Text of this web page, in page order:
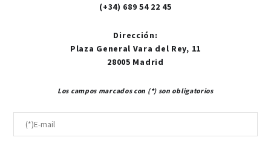
(+34) 689 54 22 45
Dirección:
Plaza General Vara del Rey, 11
28005 Madrid
Los campos marcados con (*) son obligatorios